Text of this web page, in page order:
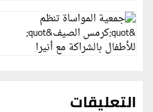
التعليقات